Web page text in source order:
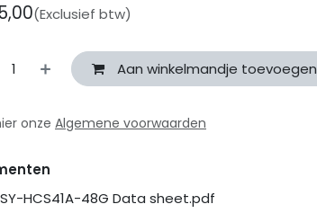
(Exclusief btw)
Aan winkelmandje toevoegen
onze Algemene voorwaarden
SY-HCS41A-48G Data sheet.pdf